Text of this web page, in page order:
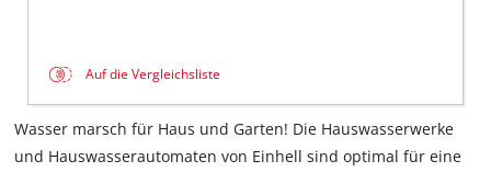
Auf die Vergleichsliste
Wasser marsch für Haus und Garten! Die Hauswasserwerke
und Hauswasserautomaten von Einhell sind optimal für eine